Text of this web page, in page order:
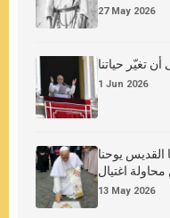
27 May 2026
أن تغيّر حياتنا
1 Jun 2026
القديس يوحنا
اغتيال
13 May 2026